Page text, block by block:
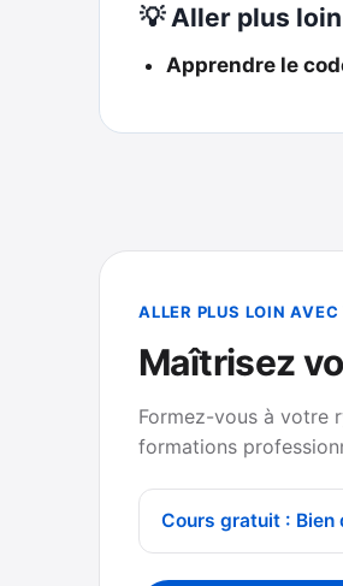
💡 Aller plus loin
Apprendre le
ALLER PLUS LOIN AVEC
Maîtrisez
Formez-vous à votre
formations
Cours gratuit : Bien